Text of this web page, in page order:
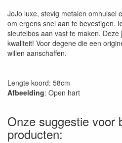
JoJo luxe, stevig metalen omhulsel
om ergens snel aan te bevestigen.
sleutelbos aan vast te maken.
kwaliteit! Voor degene die een
willen aanschaffen.
Lengte koord: 58cm
Afbeelding: Open hart
Onze suggestie voor
producten: